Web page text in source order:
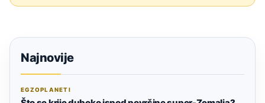
Najnovije
EGZOPLANETI